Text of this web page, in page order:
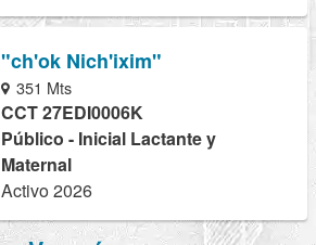
"ch'ok Nich'ixim"
351 Mts
CCT 27EDI0006K
Público - Inicial Lactante y
Maternal
Activo 2026